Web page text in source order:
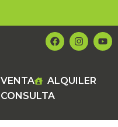
F
a
c
o
k
I
n
s
g
Y
o
u
VENTA
ALQUILER
CONSULTA